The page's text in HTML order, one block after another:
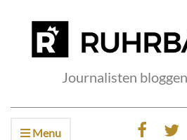
Journalisten
Menu